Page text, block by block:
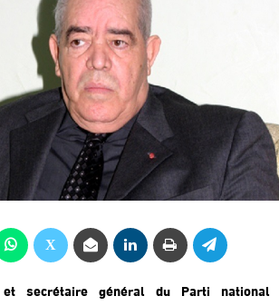
et secrétaire général du Parti national